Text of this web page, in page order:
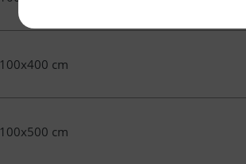
100x400 cm
100x500 cm